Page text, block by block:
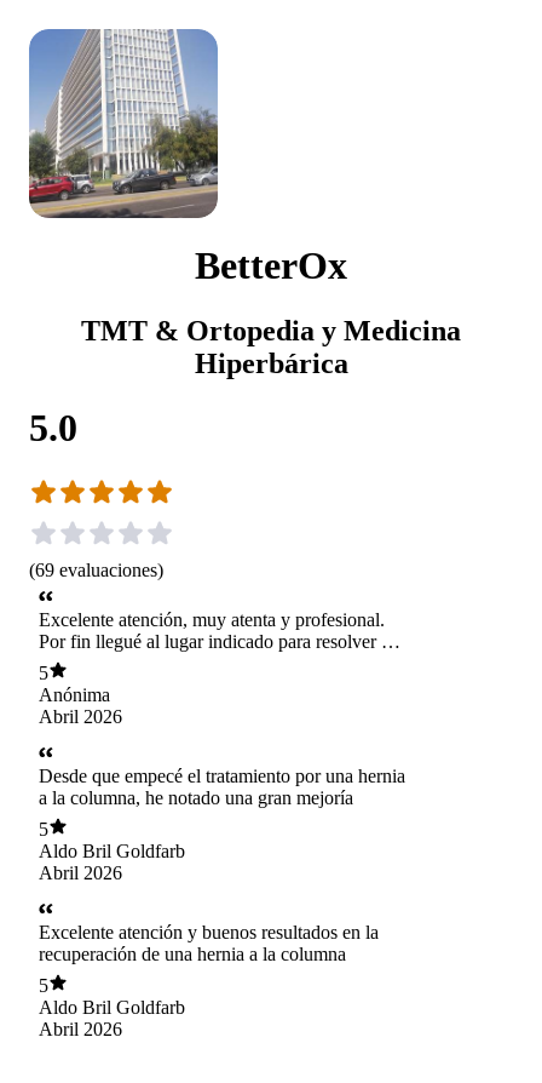
BetterOx
TMT & Ortopedia y Medicina
Hiperbárica
5.0
(69 evaluaciones)
Excelente atención, muy atenta y profesional.
Por fin llegué al lugar indicado para resolver mi
problema de cicatrices de acné facial.
Felicitaciones.
5
Anónima
Abril 2026
Desde que empecé el tratamiento por una hernia
a la columna, he notado una gran mejoría
5
Aldo Bril Goldfarb
Abril 2026
Excelente atención y buenos resultados en la
recuperación de una hernia a la columna
5
Aldo Bril Goldfarb
Abril 2026